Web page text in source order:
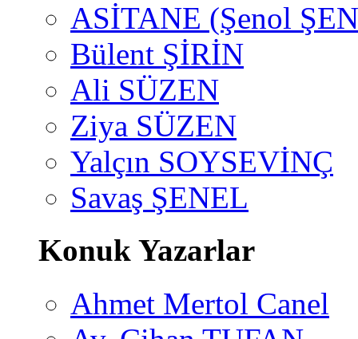
ASİTANE (Şenol
Bülent ŞİRİN
Ali SÜZEN
Ziya SÜZEN
Yalçın SOYSEVİNÇ
Savaş ŞENEL
Konuk Yazarlar
Ahmet Mertol Canel